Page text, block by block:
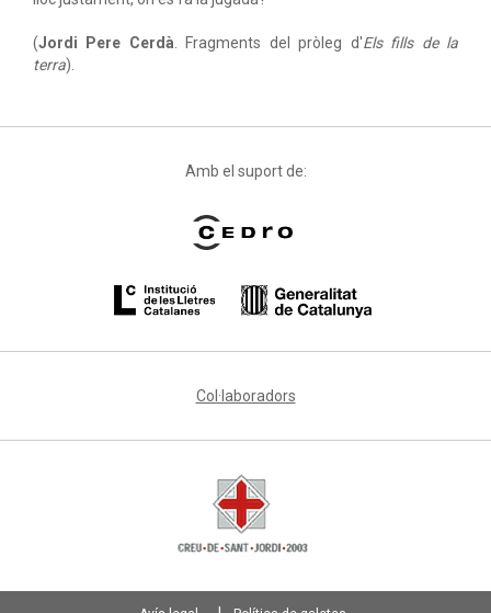
(Jordi Pere Cerdà . Fragments del pròleg d'Els fills de la
terra).
Amb el suport de:
Col·laboradors